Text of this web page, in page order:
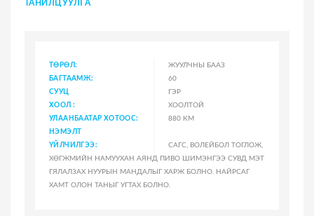
ТАНИЛЦУУЛГА
ТӨРӨЛ:
ЖУУЛЧНЫ БААЗ
БАГТААМЖ:
60
СУУЦ
ГЭР
ХООЛ :
ХООЛТОЙ
УЛААНБААТАР ХОТООС:
880 КМ
НЭМЭЛТ
ҮЙЛЧИЛГЭЭ:
САГС, ВОЛЕЙБОЛ ТОГЛОЖ,
ХӨГЖМИЙН НАМУУХАН АЯНД ПИВО ШИМЭНГЭЭ СУВД МЭТ
ГЯЛАЛЗАХ НУУРЫН МАНДАЛЫГ ХАРЖ БОЛНО. НАЙРСАГ
ХАМТ ОЛОН ТАНЫГ УГТАХ БОЛНО.